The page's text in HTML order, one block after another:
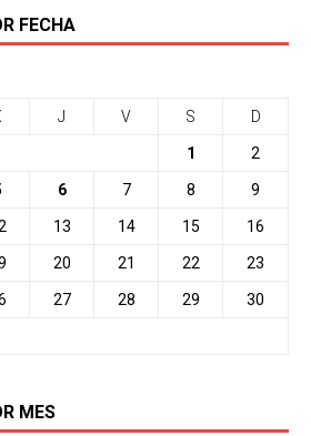
FECHA
J V S D
1 2
6 7 8 9
13 14 15 16
20 21 22 23
27 28 29 30
MES